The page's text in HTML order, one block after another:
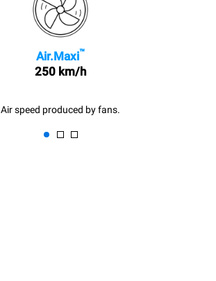
Air.Maxi™
250 km/h
Air speed produced by fans.